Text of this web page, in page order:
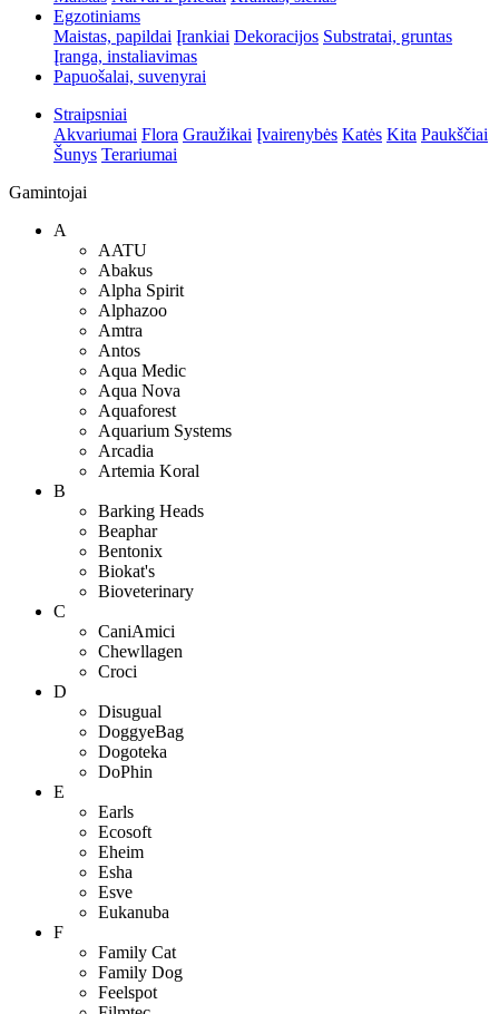
Egzotiniams
Maistas, papildai Įrankiai Dekoracijos Substratai, gruntas
Įranga, instaliavimas
Papuošalai, suvenyrai
Straipsniai
Akvariumai Flora Graužikai Įvairenybės Katės Kita Paukščiai
Šunys Terariumai
Gamintojai
A
AATU
Abakus
Alpha Spirit
Alphazoo
Amtra
Antos
Aqua Medic
Aqua Nova
Aquaforest
Aquarium Systems
Arcadia
Artemia Koral
B
Barking Heads
Beaphar
Bentonix
Biokat's
Bioveterinary
C
CaniAmici
Chewllagen
Croci
D
Disugual
DoggyeBag
Dogoteka
DoPhin
E
Earls
Ecosoft
Eheim
Esha
Esve
Eukanuba
F
Family Cat
Family Dog
Feelspot